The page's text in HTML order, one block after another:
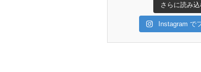
さらに読み込
Instagram で